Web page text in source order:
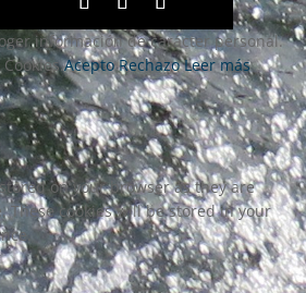
información de carácter personal.
Acepto Rechazo Leer más
on your browser as they are
cookies will be stored in your